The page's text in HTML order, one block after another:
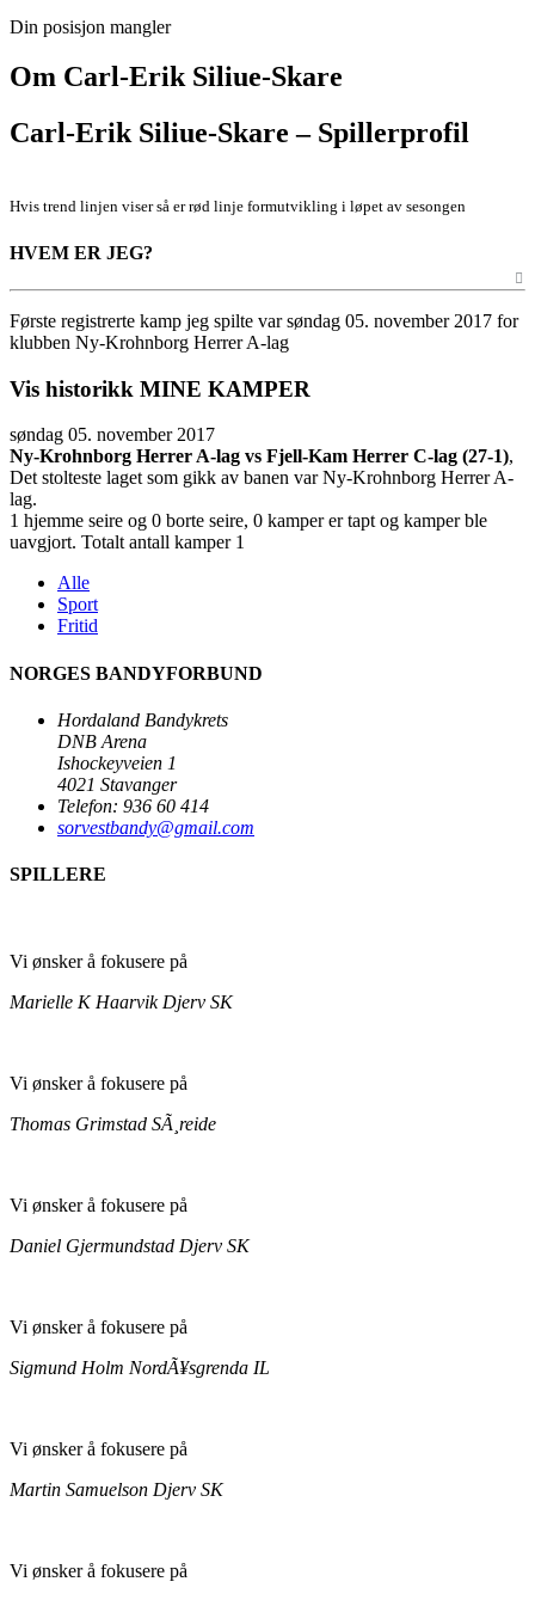
Din posisjon mangler
Om Carl-Erik Siliue-Skare
Carl-Erik Siliue-Skare – Spillerprofil
Hvis trend linjen viser så er rød linje formutvikling i løpet av sesongen
HVEM ER JEG?
Første registrerte kamp jeg spilte var søndag 05. november 2017 for
klubben Ny-Krohnborg Herrer A-lag
Vis historikk MINE KAMPER
søndag 05. november 2017
Ny-Krohnborg Herrer A-lag vs Fjell-Kam Herrer C-lag (27-1),
Det stolteste laget som gikk av banen var Ny-Krohnborg Herrer A-
lag.
1 hjemme seire og 0 borte seire, 0 kamper er tapt og kamper ble
uavgjort. Totalt antall kamper 1
Alle
Sport
Fritid
NORGES BANDYFORBUND
Hordaland Bandykrets
DNB Arena
Ishockeyveien 1
4021 Stavanger
Telefon: 936 60 414
sorvestbandy@gmail.com
SPILLERE
Vi ønsker å fokusere på
Marielle K Haarvik Djerv SK
Vi ønsker å fokusere på
Thomas Grimstad SÃ¸reide
Vi ønsker å fokusere på
Daniel Gjermundstad Djerv SK
Vi ønsker å fokusere på
Sigmund Holm NordÃ¥sgrenda IL
Vi ønsker å fokusere på
Martin Samuelson Djerv SK
Vi ønsker å fokusere på